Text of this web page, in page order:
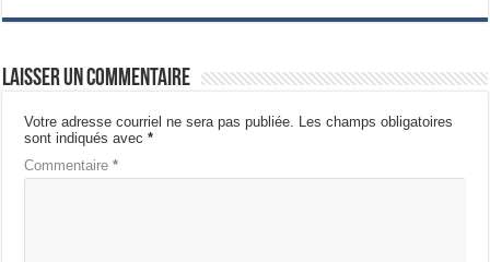
Laisser un commentaire
Votre adresse courriel ne sera pas publiée.
Les champs obligatoires
sont indiqués avec*
Commentaire*